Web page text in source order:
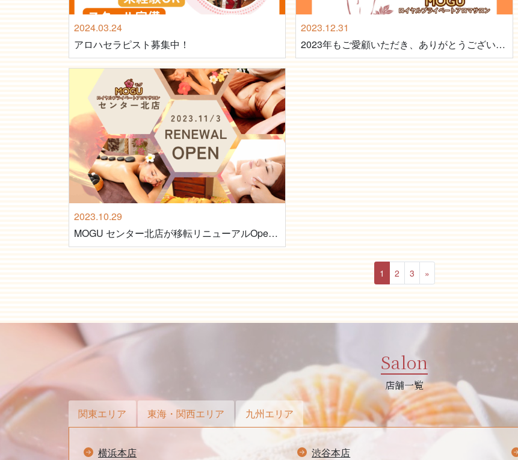
2024.03.24
アロハセラピスト募集中！
2023.12.31
2023年もご愛顧いただき、ありがとうございました。
2023.10.29
MOGU センター北店が移転リニューアルOpen！
1 2 3 »
Salon
店舗一覧
関東エリア 東海・関西エリア 九州エリア
横浜本店 渋谷本店